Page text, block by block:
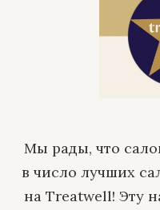
Мы рады, что
в число лучших
на Treatwell! Эту